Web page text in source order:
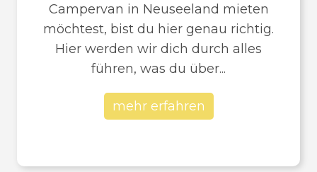
Campervan in Neuseeland mieten
möchtest, bist du hier genau richtig.
Hier werden wir dich durch alles
führen, was du über...
mehr erfahren